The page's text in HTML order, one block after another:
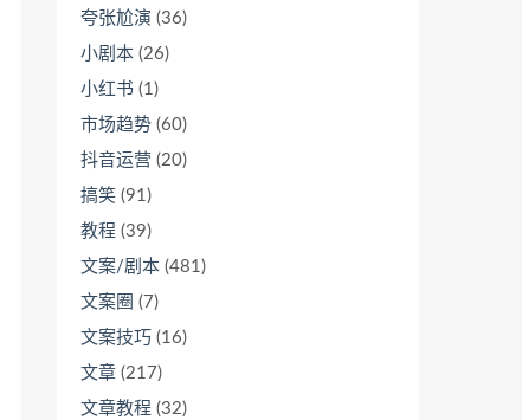
夸张尬演 (36)
小剧本 (26)
小红书 (1)
市场趋势 (60)
抖音运营 (20)
搞笑 (91)
教程 (39)
文案/剧本 (481)
文案圈 (7)
文案技巧 (16)
文章 (217)
文章教程 (32)